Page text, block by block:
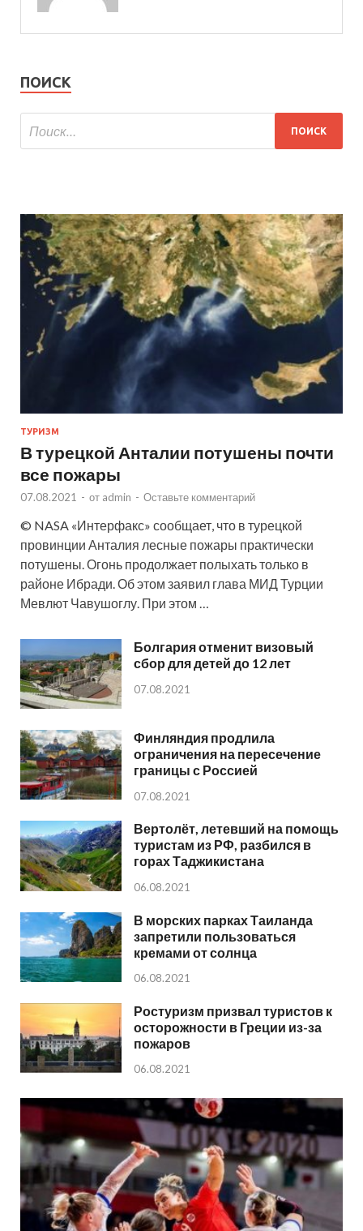
ПОИСК
ТУРИЗМ
В турецкой Анталии потушены почти
все пожары
07.08.2021 - от admin - Оставьте комментарий
© NASA «Интерфакс» сообщает, что в турецкой
провинции Анталия лесные пожары практически
потушены. Огонь продолжает полыхать только в
районе Ибради. Об этом заявил глава МИД Турции
Мевлют Чавушоглу. При этом …
Болгария отменит визовый
сбор для детей до 12 лет
07.08.2021
Финляндия продлила
ограничения на пересечение
границы с Россией
07.08.2021
Вертолёт, летевший на помощь
туристам из РФ, разбился в
горах Таджикистана
06.08.2021
В морских парках Таиланда
запретили пользоваться
кремами от солнца
06.08.2021
Ростуризм призвал туристов к
осторожности в Греции из-за
пожаров
06.08.2021